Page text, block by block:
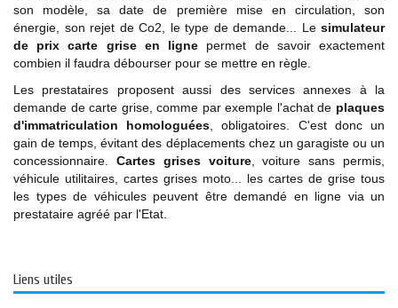
son modèle, sa date de première mise en circulation, son
énergie, son rejet de Co2, le type de demande... Le simulateur
de prix carte grise en ligne permet de savoir exactement
combien il faudra débourser pour se mettre en règle.
Les prestataires proposent aussi des services annexes à la
demande de carte grise, comme par exemple l'achat de plaques
d'immatriculation homologuées , obligatoires. C'est donc un
gain de temps, évitant des déplacements chez un garagiste ou un
concessionnaire. Cartes grises voiture, voiture sans permis,
véhicule utilitaires, cartes grises moto... les cartes de grise tous
les types de véhicules peuvent être demandé en ligne via un
prestataire agréé par l'Etat.
Liens utiles